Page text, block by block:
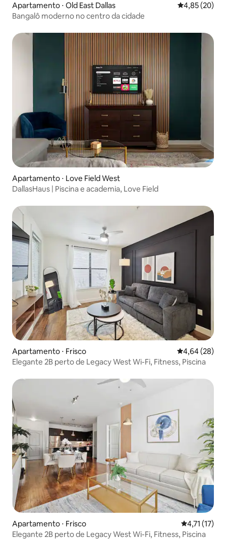
Apartamento ⋅ Old East Dallas 4,85 de uma
4,85 (20)
Bangalô moderno no centro da cidade
Apartamento ⋅ Love Field West
DallasHaus | Piscina e academia, Love Field
Apartamento ⋅ Frisco 4,64 de uma
4,64 (28)
Elegante 2B perto de Legacy West Wi-Fi, Fitness, Piscina
Apartamento ⋅ Frisco 4,71 de uma
4,71 (17)
Elegante 2B perto de Legacy West Wi-Fi, Fitness, Piscina